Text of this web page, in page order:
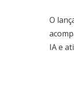
O
IA e